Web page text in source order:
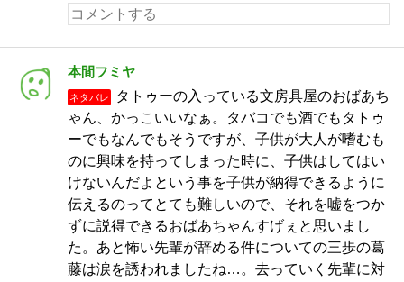
本間フミヤ
ネタバレ
タトゥーの入っている文房具屋のおばあち
ゃん、かっこいいなぁ。タバコでも酒でもタトゥ
ーでもなんでもそうですが、子供が大人が嗜むも
のに興味を持ってしまった時に、子供はしてはい
けないんだよという事を子供が納得できるように
伝えるのってとても難しいので、それを嘘をつか
ずに説得できるおばあちゃんすげぇと思いまし
た。あと怖い先輩が辞める件についての三歩の葛
藤は涙を誘われましたね…。去っていく先輩に対